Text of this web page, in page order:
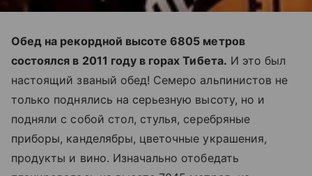
Обед на рекордной высоте 6805 метров
состоялся в 2011 году в горах Тибета. И это был
настоящий званый обед! Семеро альпинистов не
только поднялись на серьезную высоту, но и
подняли с собой стол, стулья, серебряные
приборы, канделябры, цветочные украшения,
продукты и вино. Изначально отобедать